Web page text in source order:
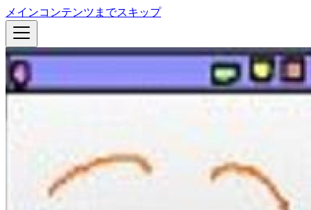
メインコンテンツまでスキップ